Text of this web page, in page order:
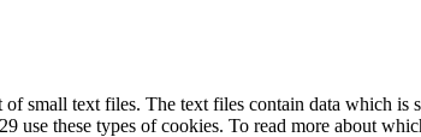
small text files. The text files contain data which
use these types of cookies. To read more about